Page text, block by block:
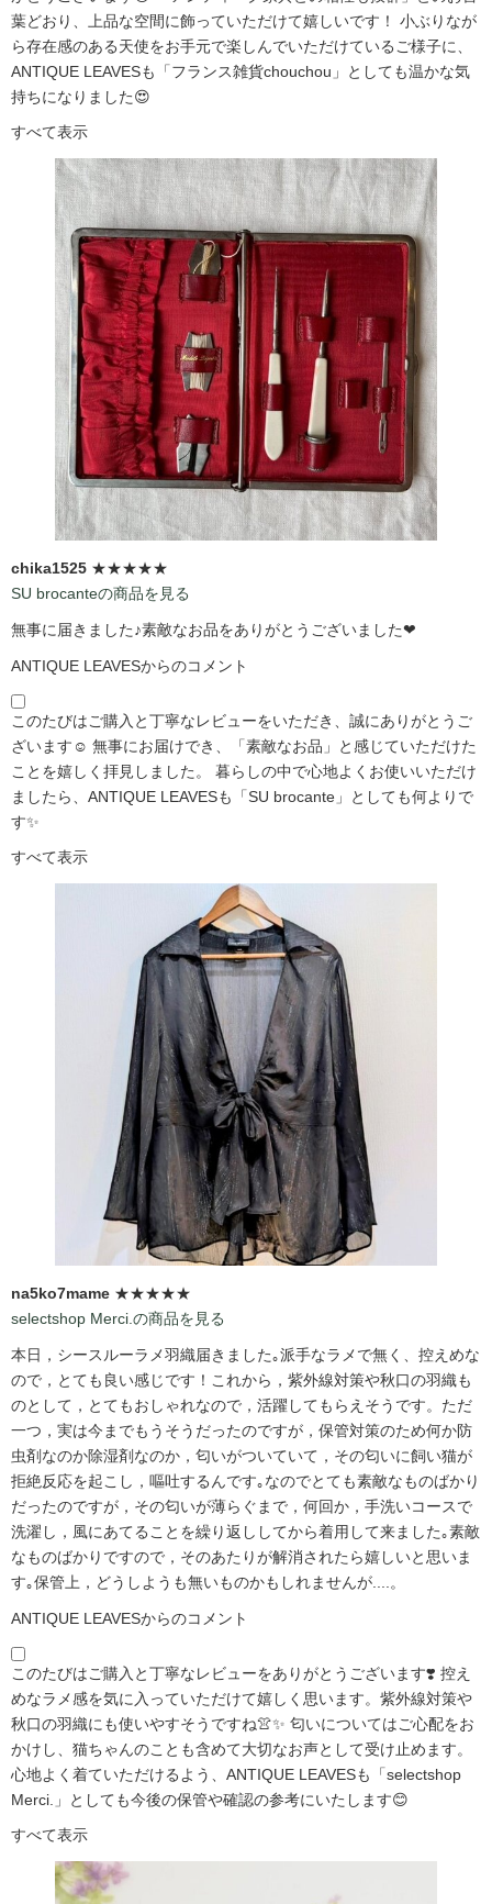
葉どおり、上品な空間に飾っていただけて嬉しいです！ 小ぶりなが
ら存在感のある天使をお手元で楽しんでいただけているご様子に、
ANTIQUE LEAVESも「フランス雑貨chouchou」としても温かな気
持ちになりました😍
すべて表示
chika1525 ★★★★★
SU brocanteの商品を見る
無事に届きました♪素敵なお品をありがとうございました❤
ANTIQUE LEAVESからのコメント
このたびはご購入と丁寧なレビューをいただき、誠にありがとうご
ざいます☺️ 無事にお届けでき、「素敵なお品」と感じていただけた
ことを嬉しく拝見しました。 暮らしの中で心地よくお使いいただけ
ましたら、ANTIQUE LEAVESも「SU brocante」としても何よりで
す✨
すべて表示
na5ko7mame ★★★★★
selectshop Merci.の商品を見る
本日，シースルーラメ羽織届きました｡派手なラメで無く、控えめな
ので，とても良い感じです！これから，紫外線対策や秋口の羽織も
のとして，とてもおしゃれなので，活躍してもらえそうです。ただ
一つ，実は今までもうそうだったのですが，保管対策のため何か防
虫剤なのか除湿剤なのか，匂いがついていて，その匂いに飼い猫が
拒絶反応を起こし，嘔吐するんです｡なのでとても素敵なものばかり
だったのですが，その匂いが薄らぐまで，何回か，手洗いコースで
洗濯し，風にあてることを繰り返ししてから着用して来ました｡素敵
なものばかりですので，そのあたりが解消されたら嬉しいと思いま
す｡保管上，どうしようも無いものかもしれませんが....。
ANTIQUE LEAVESからのコメント
このたびはご購入と丁寧なレビューをありがとうございます❣️ 控え
めなラメ感を気に入っていただけて嬉しく思います。紫外線対策や
秋口の羽織にも使いやすそうですね👚✨ 匂いについてはご心配をお
かけし、猫ちゃんのことも含めて大切なお声として受け止めます。
心地よく着ていただけるよう、ANTIQUE LEAVESも「selectshop
Merci.」としても今後の保管や確認の参考にいたします😊
すべて表示